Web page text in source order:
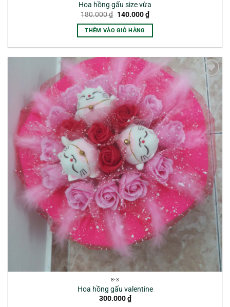
Hoa hồng gấu size vừa
180.000₫ Giá
là:
180.000 ₫.
140.000₫Giá
hiện
tại
THÊM VÀO GIỎ HÀNG
Yêu
thích
8-3
Hoa hồng gấu valentine
300.000₫